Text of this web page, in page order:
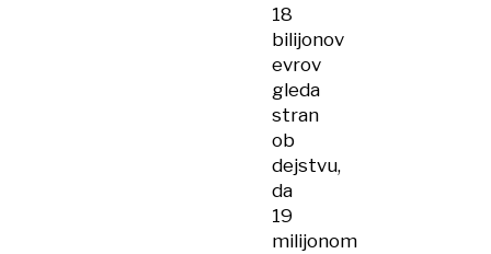
18
bilijonov
evrov
gleda
stran
ob
dejstvu,
da
19
milijonom